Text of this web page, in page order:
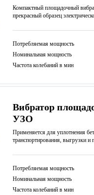
Компактный площадочный
прекрасный образец
Потребляемая мощность
Номинальная мощность
Частота колебаний в мин
Вибратор
УЗО
Применяется для уплотнения
транспортирования, выгрузки и
Потребляемая мощность
Номинальная мощность
Частота колебаний в мин